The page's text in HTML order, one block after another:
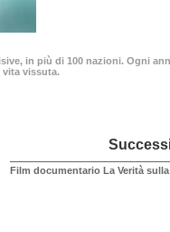
in più di 100 nazioni. Ogni
vita vissuta.
Film documentario La Verità